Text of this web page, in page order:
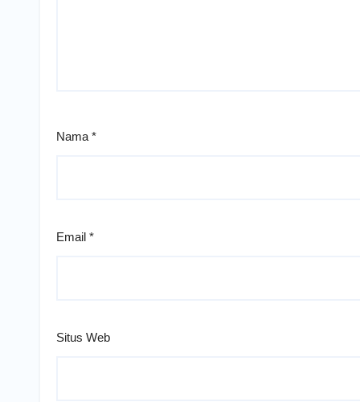
Nama*
Email *
Situs Web